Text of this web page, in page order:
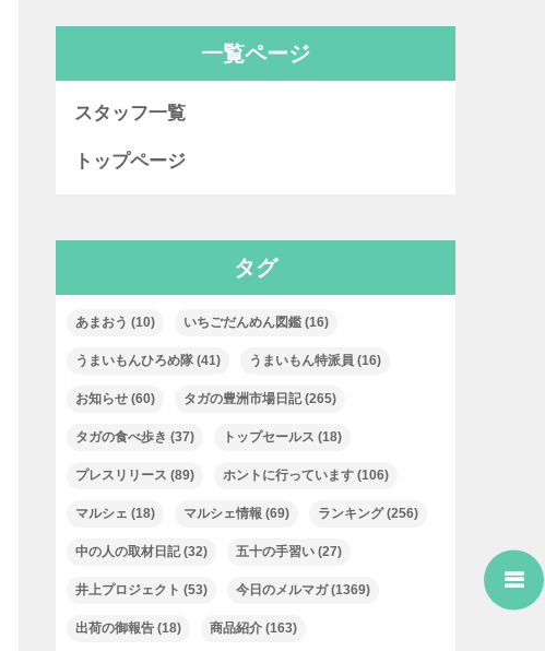
一覧ページ
スタッフ一覧
トップページ
タグ
あまおう (10) いちごだんめん図鑑 (16)
うまいもんひろめ隊 (41) うまいもん特派員 (16)
お知らせ (60) タガの豊洲市場日記(265)
タガの食べ歩き (37) トップセールス (18)
プレスリリース (89) ホントに行っています (106)
マルシェ (18) マルシェ情報 (69) ランキング(256)
中の人の取材日記(32) 五十の手習い (27)
井上プロジェクト (53) 今日のメルマガ(1369)
出荷の御報告 (18) 商品紹介 (163)